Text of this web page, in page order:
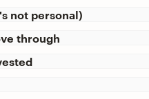
not personal)
through